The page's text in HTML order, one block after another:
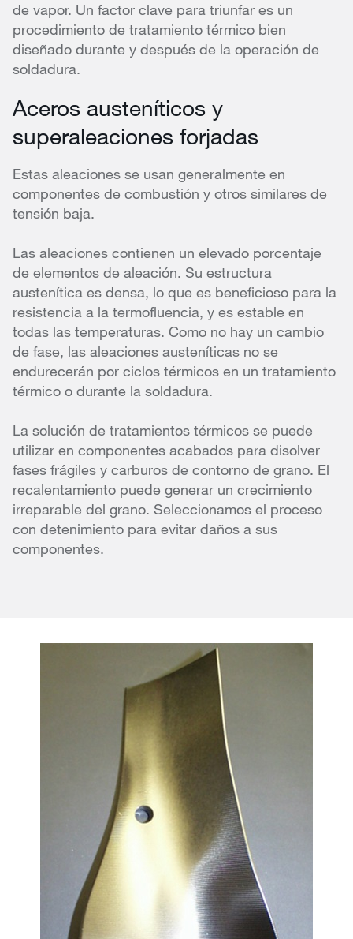
de vapor. Un factor clave para triunfar es un
procedimiento de tratamiento térmico bien
diseñado durante y después de la operación de
soldadura.
Aceros austeníticos y
superaleaciones forjadas
Estas aleaciones se usan generalmente en
componentes de combustión y otros similares de
tensión baja.
Las aleaciones contienen un elevado porcentaje
de elementos de aleación. Su estructura
austenítica es densa, lo que es beneficioso para la
resistencia a la termofluencia, y es estable en
todas las temperaturas. Como no hay un cambio
de fase, las aleaciones austeníticas no se
endurecerán por ciclos térmicos en un tratamiento
térmico o durante la soldadura.
La solución de tratamientos térmicos se puede
utilizar en componentes acabados para disolver
fases frágiles y carburos de contorno de grano. El
recalentamiento puede generar un crecimiento
irreparable del grano. Seleccionamos el proceso
con detenimiento para evitar daños a sus
componentes.